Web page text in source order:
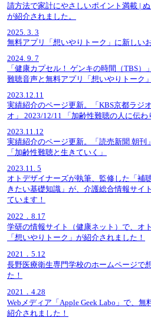
請方法で家計にやさしいポイント満載 |
が紹介されました。
2025. 3. 3
無料アプリ「想いやりトーク」に新しい
2024. 9. 7
「健康カプセル！ ゲンキの時間（TBS
難聴音声と無料アプリ「想いやりトーク
2023.12.11
実績紹介のページ更新。「KBS京都ラジ
オ」 2023/12/11 「加齢性難聴の人に伝わ
2023.11.12
実績紹介のページ更新。「読売新聞 朝刊
「加齢性難聴と生きていく」
2023.11. 5
オトデザイナーズが執筆、監修した「補
きたい基礎知識」が、介護総合情報サイ
ています！
2022．8.17
学研の情報サイト（健康ネット）で、オ
「想いやりトーク」が紹介されました！
2021．5.12
長野医療衛生専門学校のホームページで
た！
2021．4.28
Webメディア「Apple Geek Labo」で、
紹介されました！